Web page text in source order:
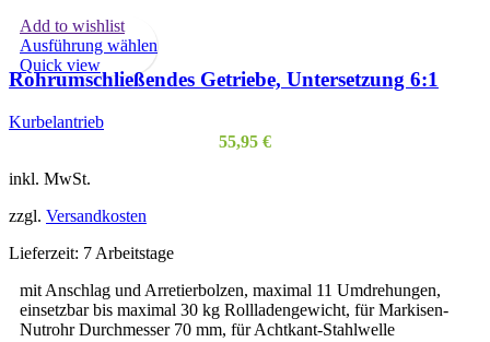
Add to wishlist
Ausführung wählen
weist
Produktseite
gewählt
werden
Quick view
Rohrumschließendes Getriebe, Untersetzung 6:1
Kurbelantrieb
55,95 €
inkl. MwSt.
zzgl. Versandkosten
Lieferzeit: 7 Arbeitstage
mit Anschlag und Arretierbolzen, maximal 11 Umdrehungen,
einsetzbar bis maximal 30 kg Rollladengewicht, für Markisen-
Nutrohr Durchmesser 70 mm, für Achtkant-Stahlwelle